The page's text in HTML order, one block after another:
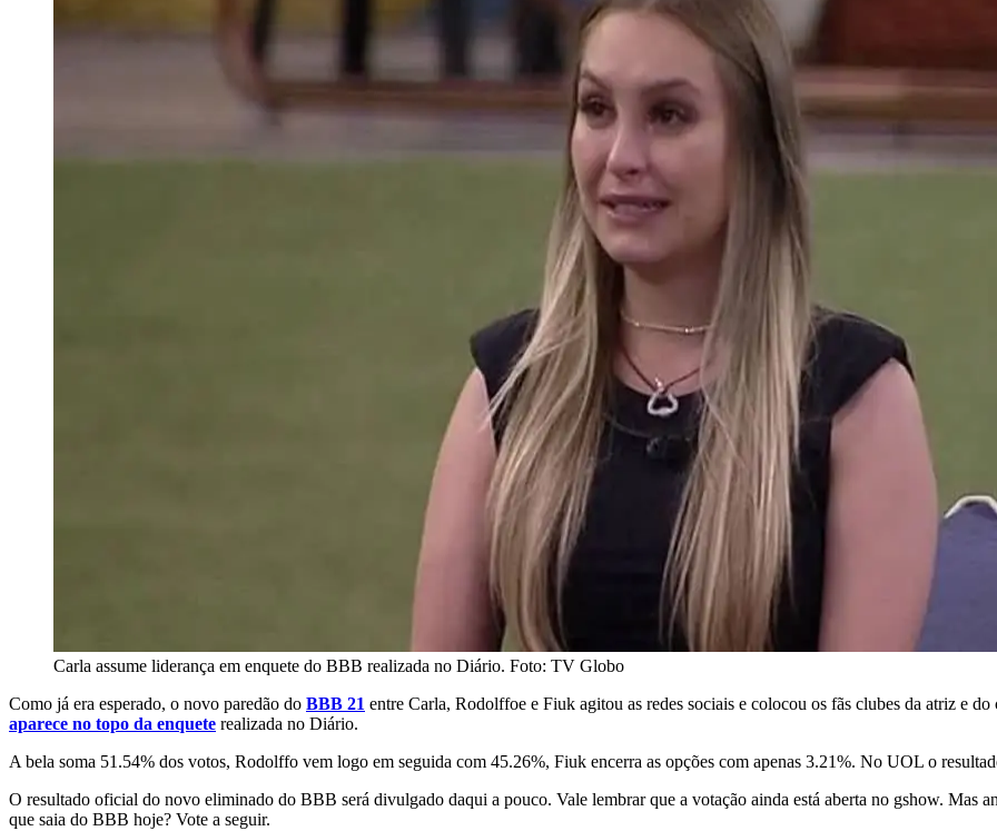
Carla assume liderança em enquete do BBB realizada no Diário. Foto: TV Globo
Como já era esperado, o novo paredão do BBB 21 entre Carla, Rodolffoe e Fiuk agitou as redes sociais e colocou os fãs clubes da atriz e
aparece no topo da enquete realizada no Diário.
A bela soma 51.54% dos votos, Rodolffo vem logo em seguida com 45.26%, Fiuk encerra as opções com apenas 3.21%. No UOL o
O resultado oficial do novo eliminado do BBB será divulgado daqui a pouco. Vale lembrar que a votação ainda está aberta no gshow. Mas
que saia do BBB hoje? Vote a seguir.